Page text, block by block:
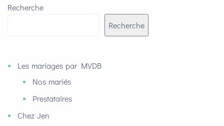
Recherche
Recherche
Les mariages par MVDB
Nos mariés
Prestataires
Chez Jen